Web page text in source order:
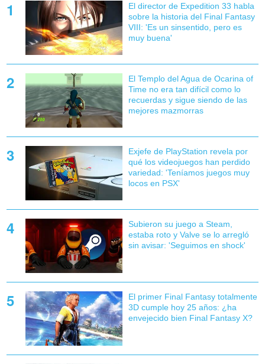
El director de Expedition 33 habla
sobre la historia del Final Fantasy
VIII: 'Es un sinsentido, pero es
muy buena'
El Templo del Agua de Ocarina of
Time no era tan difícil como lo
recuerdas y sigue siendo de las
mejores mazmorras
Exjefe de PlayStation revela por
qué los videojuegos han perdido
variedad: 'Teníamos juegos muy
locos en PSX'
Subieron su juego a Steam,
estaba roto y Valve se lo arregló
sin avisar: 'Seguimos en shock'
El primer Final Fantasy totalmente
3D cumple hoy 25 años: ¿ha
envejecido bien Final Fantasy X?